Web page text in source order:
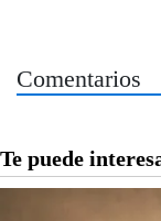
Comentarios